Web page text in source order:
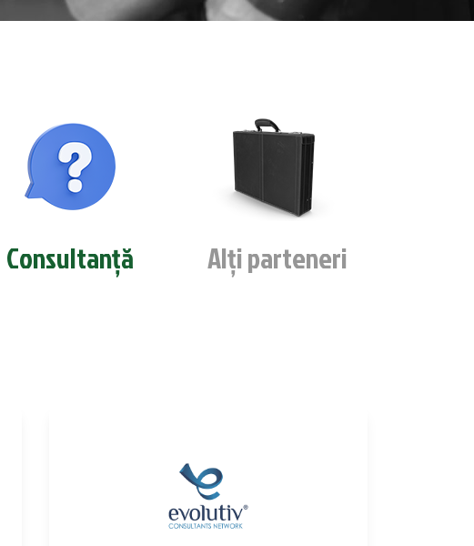
Consultanță Alți parteneri